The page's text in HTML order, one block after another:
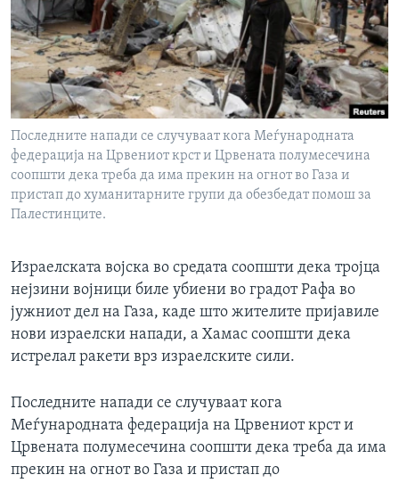
ИНТЕРВЈУА
Јазици
Последните напади се случуваат кога Меѓународната
федерација на Црвениот крст и Црвената полумесечина
соопшти дека треба да има прекин на огнот во Газа и
пристап до хуманитарните групи да обезбедат помош за
Палестинците.
Израелската војска во средата соопшти дека тројца
нејзини војници биле убиени во градот Рафа во
јужниот дел на Газа, каде што жителите пријавиле
нови израелски напади, а Хамас соопшти дека
истрелал ракети врз израелските сили.
Последните напади се случуваат кога
Меѓународната федерација на Црвениот крст и
Црвената полумесечина соопшти дека треба да има
прекин на огнот во Газа и пристап до